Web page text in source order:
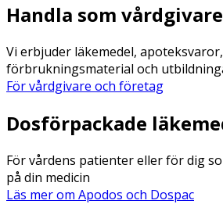
Handla som
Vi erbjuder läkemedel, apoteksvaror,
förbrukningsmaterial och
För vårdgivare och företag
Dosförpackade
För vårdens patienter eller för dig
på din medicin
Läs mer om Apodos och Dospac